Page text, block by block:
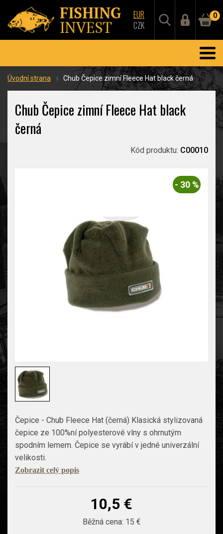
EUR
CZK
0
Úvodní strana Chub Čepice zimní Fleece Hat black černá
Chub Čepice zimní Fleece Hat black
černá
Kód produktu: C00010
- 30 %
Čepice - Chub Fleece Hat (černá) Klasická stylizovaná
čepice ze 100%ní polyesterové vlny s ohrnutým
spodním lemem. Čepice se vyrábí v jedné univerzální
velikosti.
Zobrazit celý popis
10,5 €
Běžná cena: 15 €